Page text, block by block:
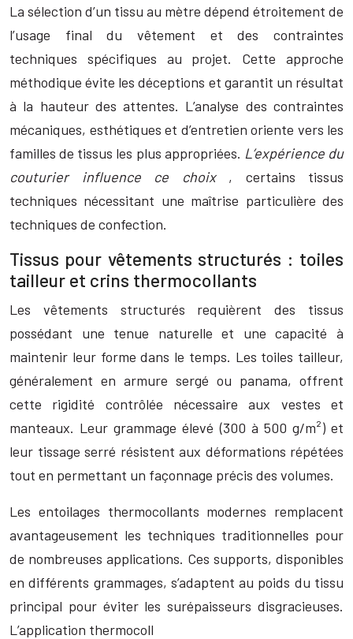
La sélection d’un tissu au mètre dépend étroitement de
l’usage final du vêtement et des contraintes
techniques spécifiques au projet. Cette approche
méthodique évite les déceptions et garantit un résultat
à la hauteur des attentes. L’analyse des contraintes
mécaniques, esthétiques et d’entretien oriente vers les
familles de tissus les plus appropriées. L’expérience du
couturier influence ce choix , certains tissus
techniques nécessitant une maîtrise particulière des
techniques de confection.
Tissus pour vêtements structurés : toiles
tailleur et crins thermocollants
Les vêtements structurés requièrent des tissus
possédant une tenue naturelle et une capacité à
maintenir leur forme dans le temps. Les toiles tailleur,
généralement en armure sergé ou panama, offrent
cette rigidité contrôlée nécessaire aux vestes et
manteaux. Leur grammage élevé (300 à 500 g/m²) et
leur tissage serré résistent aux déformations répétées
tout en permettant un façonnage précis des volumes.
Les entoilages thermocollants modernes remplacent
avantageusement les techniques traditionnelles pour
de nombreuses applications. Ces supports, disponibles
en différents grammages, s’adaptent au poids du tissu
principal pour éviter les surépaisseurs disgracieuses.
L’application thermocoll